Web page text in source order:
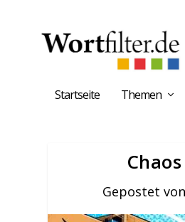
Startseite Themen
Gepostet von